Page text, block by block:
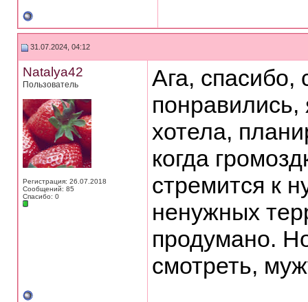
31.07.2024, 04:12
Natalya42
Пользователь
Регистрация: 26.07.2018
Сообщений: 85
Спасибо: 0
Ага,
понравились,
хотела,
когда
стремится к
ненужных
продумано.
смотреть,